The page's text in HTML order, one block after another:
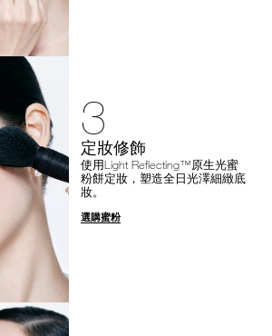
3
定妝修飾
使用Light Reflecting™原生光蜜
粉餅定妝，塑造全日光澤細緻底
妝。
選購蜜粉